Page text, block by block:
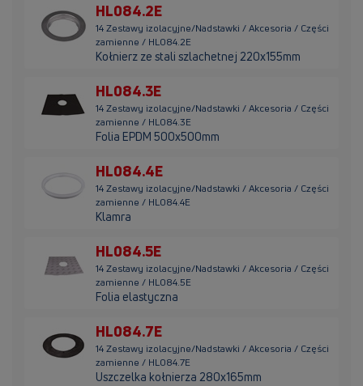
HL084.2E
14 Zestawy izolacyjne/Nadstawki / Akcesoria / Części
zamienne / HL084.2E
Kołnierz ze stali szlachetnej 220x155mm
HL084.3E
14 Zestawy izolacyjne/Nadstawki / Akcesoria / Części
zamienne / HL084.3E
Folia EPDM 500x500mm
HL084.4E
14 Zestawy izolacyjne/Nadstawki / Akcesoria / Części
zamienne / HL084.4E
Klamra
HL084.5E
14 Zestawy izolacyjne/Nadstawki / Akcesoria / Części
zamienne / HL084.5E
Folia elastyczna
HL084.7E
14 Zestawy izolacyjne/Nadstawki / Akcesoria / Części
zamienne / HL084.7E
Uszczelka kołnierza 280x165mm